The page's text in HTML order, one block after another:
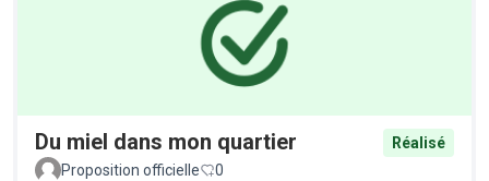
Du miel dans mon quartier
Réalisé
Proposition officielle
0